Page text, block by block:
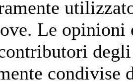
Le opinioni
condivise